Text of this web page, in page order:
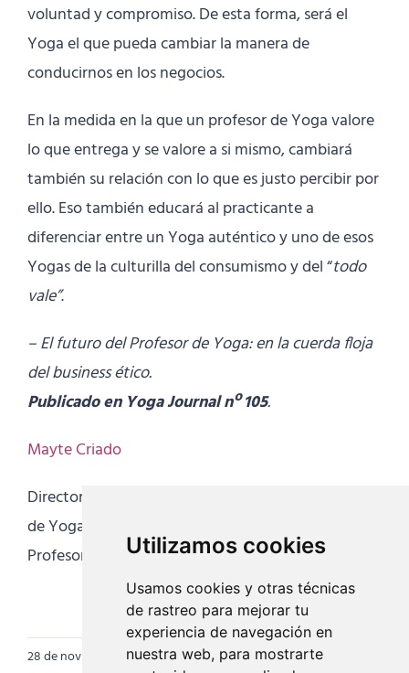
Utilizamos cookies
Usamos cookies y otras técnicas
de rastreo para mejorar tu
experiencia de navegación en
nuestra web, para mostrarte
voluntad y compromiso. De esta forma, será el
Yoga el que pueda cambiar la manera de
conducirnos en los negocios.
En la medida en la que un profesor de Yoga valore
lo que entrega y se valore a si mismo, cambiará
también su relación con lo que es justo percibir por
ello. Eso también educará al practicante a
diferenciar entre un Yoga auténtico y uno de esos
Yogas de la culturilla del consumismo y del “todo
vale”.
– El futuro del Profesor de Yoga: en la cuerda floja
del business ético.
Publicado en Yoga Journal nº 105.
Mayte Criado
Directora y Fundadora de la Escuela Internacional
de Yoga
Profesora de Hatha Yoga y Meditación
28 de noviembre de 2018 | Categorías:Artículos,Mayte